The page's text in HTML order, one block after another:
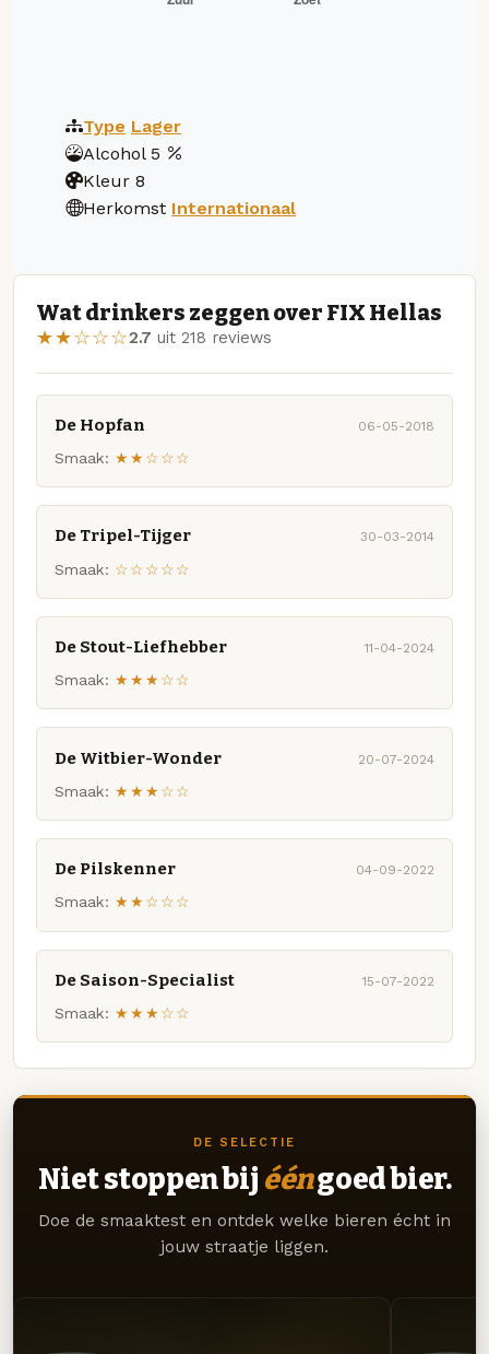
Type Lager
Alcohol 5
Kleur 8
Herkomst Internationaal
Wat drinkers zeggen over FIX Hellas
★★☆☆☆2.7 uit 218 reviews
De Hopfan 06-05-2018
Smaak: ★★☆☆☆
De Tripel-Tijger 30-03-2014
Smaak: ☆☆☆☆☆
De Stout-Liefhebber 11-04-2024
Smaak: ★★★☆☆
De Witbier-Wonder 20-07-2024
Smaak: ★★★☆☆
De Pilskenner 04-09-2022
Smaak: ★★☆☆☆
De Saison-Specialist 15-07-2022
Smaak: ★★★☆☆
DE SELECTIE
Niet stoppen bij ééngoed bier.
Doe de smaaktest en ontdek welke bieren écht in
jouw straatje liggen.